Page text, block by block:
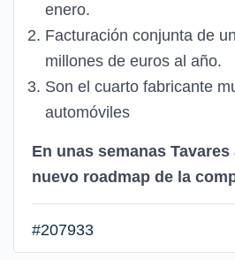
enero.
Facturación conjunta de
millones de euros al año.
Son el cuarto fabricante
automóviles
En unas semanas Tavares
nuevo roadmap de la
#207933